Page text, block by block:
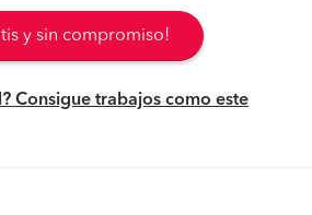
y sin compromiso!
Consigue trabajos como este